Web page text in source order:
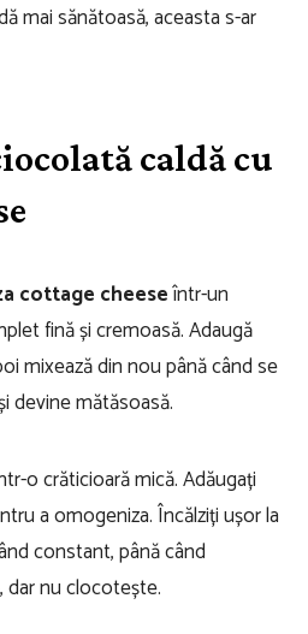
mai sănătoasă, aceasta s-ar
caldă cu
cottage cheeseîntr-un
fină și cremoasă. Adaugă
mixează din nou până când se
devine mătăsoasă.
o crăticioară mică. Adăugați
a omogeniza. Încălziți ușor la
constant, până când
nu clocotește.